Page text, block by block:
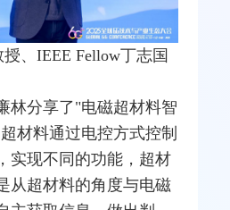
、IEEE Fellow丁志国
林分享了"电磁超材料智
材料通过电控方式控制
实现不同的功能，超材
从超材料的角度与电磁